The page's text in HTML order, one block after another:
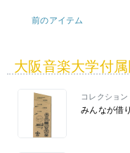
前のアイテム
大阪音楽大学付
コレクショ
みんなが借